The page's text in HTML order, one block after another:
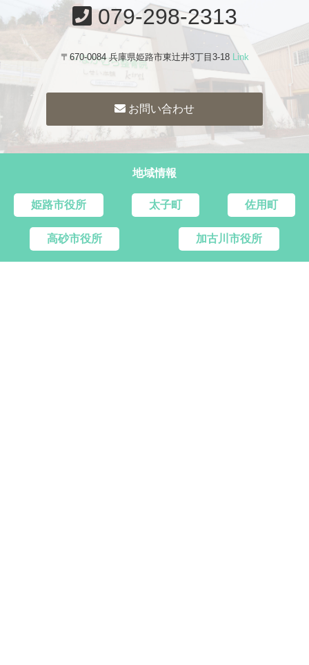
079-298-2313
〒670-0084 兵庫県姫路市東辻井3丁目3-18 Link
お問い合わせ
地域情報
姫路市役所 太子町 佐用町
高砂市役所 加古川市役所